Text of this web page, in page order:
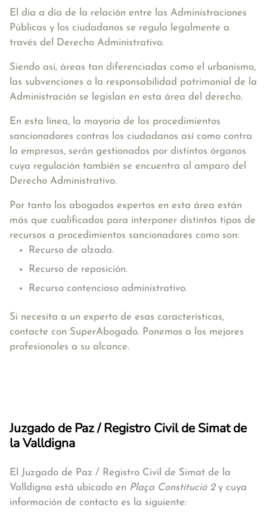
El día a día de la relación entre las Administraciones
Públicas y los ciudadanos se regula legalmente a
través del Derecho Administrativo.
Siendo así, áreas tan diferenciadas como el urbanismo,
las subvenciones o la responsabilidad patrimonial de la
Administración se legislan en esta área del derecho.
En esta línea, la mayoría de los procedimientos
sancionadores contras los ciudadanos así como contra
la empresas, serán gestionados por distintos órganos
cuya regulación también se encuentra al amparo del
Derecho Administrativo.
Por tanto los abogados expertos en esta área están
más que cualificados para interponer distintos tipos de
recursos a procedimientos sancionadores como son:
Recurso de alzada.
Recurso de reposición.
Recurso contencioso administrativo.
Si necesita a un experto de esas características,
contacte con SuperAbogado. Ponemos a los mejores
profesionales a su alcance.
Juzgado de Paz / Registro Civil de Simat de
la Valldigna
El Juzgado de Paz / Registro Civil de Simat de la
Valldigna está ubicado en Plaça Constitució 2y cuya
información de contacto es la siguiente: